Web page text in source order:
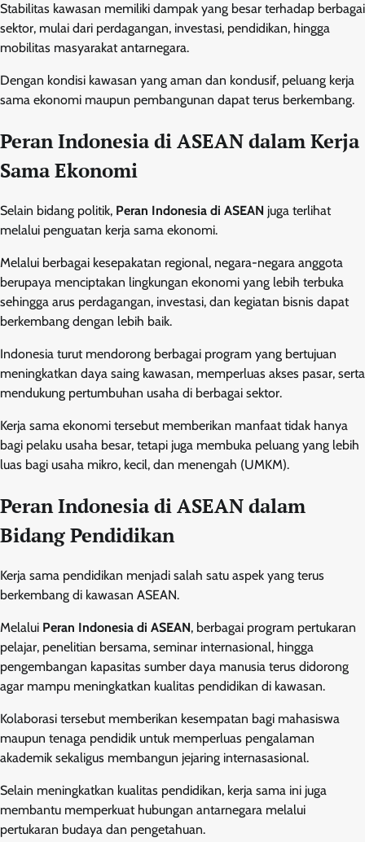
Stabilitas kawasan memiliki dampak yang besar terhadap berbagai
sektor, mulai dari perdagangan, investasi, pendidikan, hingga
mobilitas masyarakat antarnegara.
Dengan kondisi kawasan yang aman dan kondusif, peluang kerja
sama ekonomi maupun pembangunan dapat terus berkembang.
Peran Indonesia di ASEAN dalam Kerja
Sama Ekonomi
Selain bidang politik, Peran Indonesia di ASEAN juga terlihat
melalui penguatan kerja sama ekonomi.
Melalui berbagai kesepakatan regional, negara-negara anggota
berupaya menciptakan lingkungan ekonomi yang lebih terbuka
sehingga arus perdagangan, investasi, dan kegiatan bisnis dapat
berkembang dengan lebih baik.
Indonesia turut mendorong berbagai program yang bertujuan
meningkatkan daya saing kawasan, memperluas akses pasar, serta
mendukung pertumbuhan usaha di berbagai sektor.
Kerja sama ekonomi tersebut memberikan manfaat tidak hanya
bagi pelaku usaha besar, tetapi juga membuka peluang yang lebih
luas bagi usaha mikro, kecil, dan menengah (UMKM).
Peran Indonesia di ASEAN dalam
Bidang Pendidikan
Kerja sama pendidikan menjadi salah satu aspek yang terus
berkembang di kawasan ASEAN.
Melalui Peran Indonesia di ASEAN, berbagai program pertukaran
pelajar, penelitian bersama, seminar internasional, hingga
pengembangan kapasitas sumber daya manusia terus didorong
agar mampu meningkatkan kualitas pendidikan di kawasan.
Kolaborasi tersebut memberikan kesempatan bagi mahasiswa
maupun tenaga pendidik untuk memperluas pengalaman
akademik sekaligus membangun jejaring internasasional.
Selain meningkatkan kualitas pendidikan, kerja sama ini juga
membantu memperkuat hubungan antarnegara melalui
pertukaran budaya dan pengetahuan.